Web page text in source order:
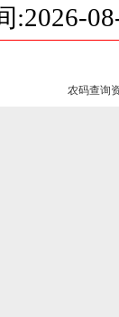
:2026-
农码查询